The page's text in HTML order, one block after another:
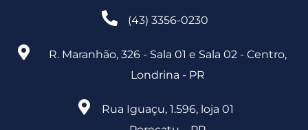
(43) 3356-0230
R. Maranhão, 326 - Sala 01 e Sala 02 - Centro,
Londrina - PR
Rua Iguaçu, 1.596, loja 01